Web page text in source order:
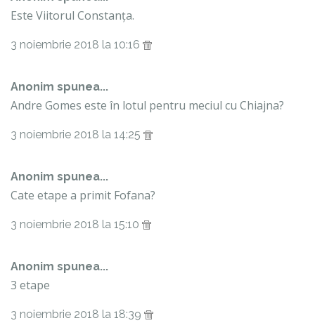
Este Viitorul Constanța.
3 noiembrie 2018 la 10:16
Anonim spunea...
Andre Gomes este în lotul pentru meciul cu Chiajna?
3 noiembrie 2018 la 14:25
Anonim spunea...
Cate etape a primit Fofana?
3 noiembrie 2018 la 15:10
Anonim spunea...
3 etape
3 noiembrie 2018 la 18:39